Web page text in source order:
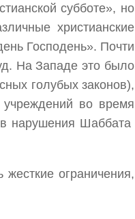
субботе», но
христианские
Господень». Почти
На Западе это было
голубых законов),
учреждений во время
нарушения Шаббата
ограничения,